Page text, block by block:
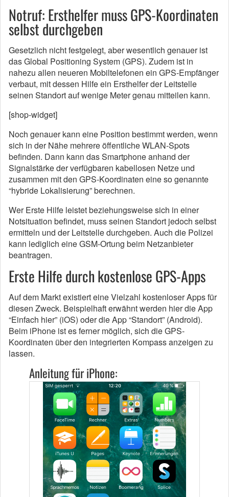
Notruf: Ersthelfer muss GPS-Koordinaten
selbst durchgeben
Gesetzlich nicht festgelegt, aber wesentlich genauer ist
das Global Positioning System (GPS). Zudem ist in
nahezu allen neueren Mobiltelefonen ein GPS-Empfänger
verbaut, mit dessen Hilfe ein Ersthelfer der Leitstelle
seinen Standort auf wenige Meter genau mitteilen kann.
[shop-widget]
Noch genauer kann eine Position bestimmt werden, wenn
sich in der Nähe mehrere öffentliche WLAN-Spots
befinden. Dann kann das Smartphone anhand der
Signalstärke der verfügbaren kabellosen Netze und
zusammen mit den GPS-Koordinaten eine so genannte
“hybride Lokalisierung” berechnen.
Wer Erste Hilfe leistet beziehungsweise sich in einer
Notsituation befindet, muss seinen Standort jedoch selbst
ermitteln und der Leitstelle durchgeben. Auch die Polizei
kann lediglich eine GSM-Ortung beim Netzanbieter
beantragen.
Erste Hilfe durch kostenlose GPS-Apps
Auf dem Markt existiert eine Vielzahl kostenloser Apps für
diesen Zweck. Beispielhaft erwähnt werden hier die App
“Einfach hier” (iOS) oder die App “Standort” (Android).
Beim iPhone ist es ferner möglich, sich die GPS-
Koordinaten über den integrierten Kompass anzeigen zu
lassen.
Anleitung für iPhone: